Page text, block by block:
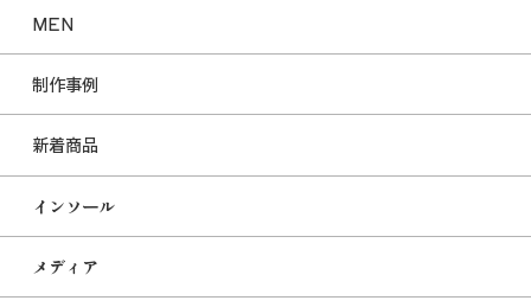
MEN
制作事例
新着商品
インソール
メディア